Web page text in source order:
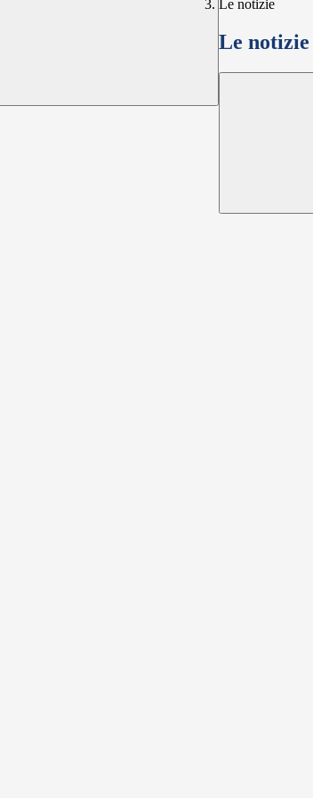
Le notizie
Le notizie